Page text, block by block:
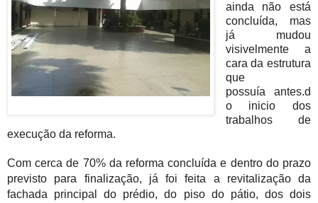
ainda não está
concluída, mas
já mudou
visivelmentea
cara da estrutura
que
possuía antes.d
o inicio dos
trabalhos de
execução da reforma.
Com cerca de 70% da reforma concluída e dentro do prazo
previsto para finalização, já foi feita a revitalização da
fachada principal do prédio, do piso do pátio, dos dois